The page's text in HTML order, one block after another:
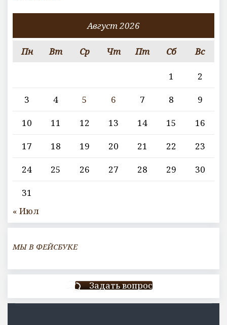
Август 2026
Пн Вт Ср Чт Пт Сб Вс
1
2
3
4 5 6 7 8
9
10
11 12 13 14 15
16
17
18 19 20 21 22
23
24
25 26 27 28 29
30
31
« Июл
МЫ В ФЕЙСБУКЕ
Задать вопрос